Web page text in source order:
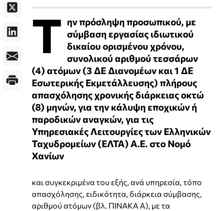
Τ ην πρόσληψη προσωπικού, με
σύμβαση εργασίας ιδιωτικού
δικαίου ορισμένου χρόνου,
συνολικού αριθμού τεσσάρων
(4) ατόμων (3 ΔΕ Διανομέων και 1 ΔΕ
Εσωτερικής Εκμετάλλευσης) πλήρους
απασχόλησης χρονικής διάρκειας οκτώ
(8) μηνών, για την κάλυψη εποχικών ή
παροδικών αναγκών, για τις
Υπηρεσιακές Λειτουργίες των Ελληνικών
Ταχυδρομείων (ΕΛΤΑ) Α.Ε. στο Νομό
Χανίων
και συγκεκριμένα του εξής, ανά υπηρεσία, τόπο
απασχόλησης, ειδικότητα, διάρκεια σύμβασης,
αριθμού ατόμων (βλ. ΠΙΝΑΚΑ Α), με τα